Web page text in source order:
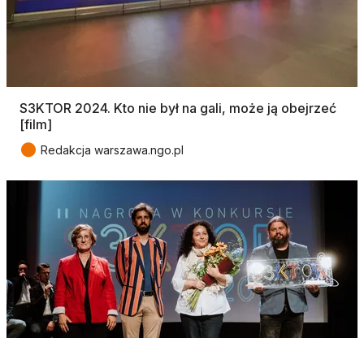
S3KTOR 2024. Kto nie był na gali, może ją obejrzeć
[film]
● Redakcja warszawa.ngo.pl